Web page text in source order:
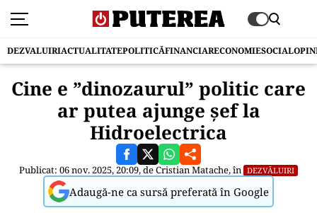
DEZVALUIRIACTUALITATEPOLITICĂFINANCIARECONOMIESOCIAL
Cine e ”dinozaurul” politic care
ar putea ajunge șef la
Hidroelectrica
Publicat: 06 nov. 2025, 20:09, deCristian Matache, în DEZVĂLUIRI
Adaugă-ne ca sursă preferată în Google